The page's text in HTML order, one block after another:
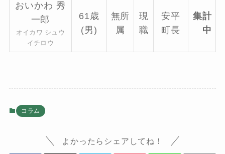
おいかわ 秀
一郎
オイカワ シュウ
イチロウ
61歳
(男)
無所
属
現
職
安平
町長
集計
中
コラム
よかったらシェアしてね！